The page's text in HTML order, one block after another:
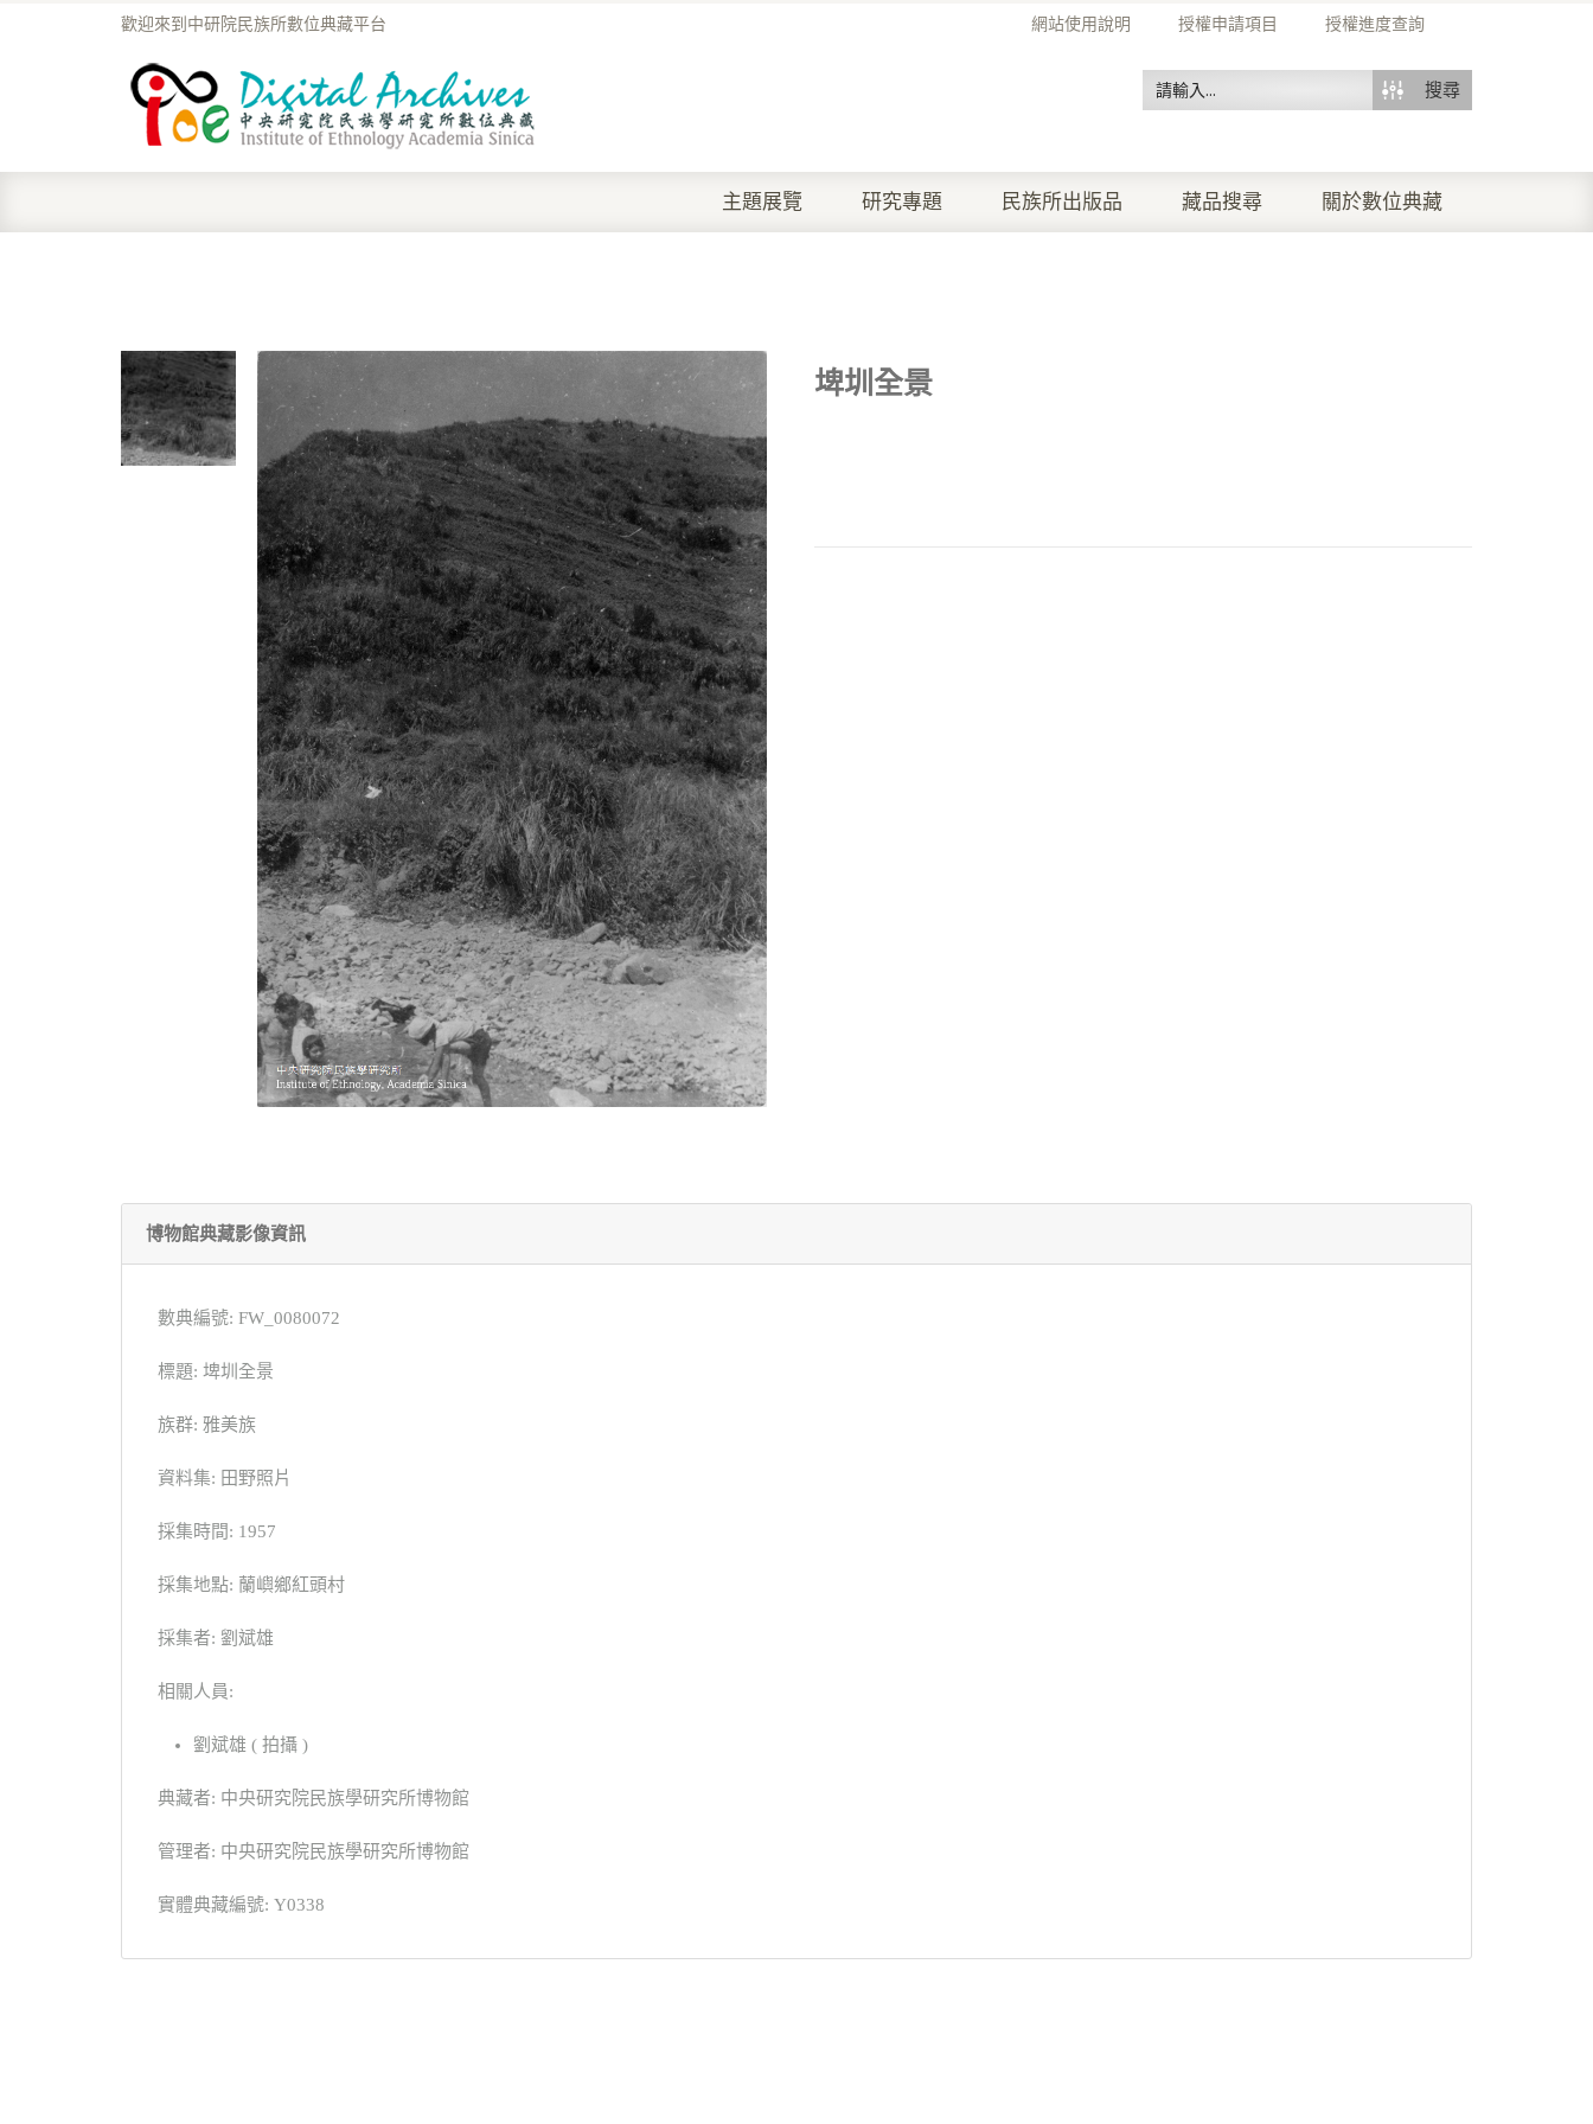
網站使用說明 授權申請項目 授權進度查詢
歡迎來到中研院民族所數位典藏平台
搜尋
主題展覽 研究專題 民族所出版品 藏品搜尋 關於數位典藏
埤圳全景
博物館典藏影像資訊
數典編號: FW_0080072
標題: 埤圳全景
族群: 雅美族
資料集: 田野照片
採集時間: 1957
採集地點: 蘭嶼鄉紅頭村
採集者: 劉斌雄
相關人員:
劉斌雄 ( 拍攝 )
典藏者: 中央研究院民族學研究所博物館
管理者: 中央研究院民族學研究所博物館
實體典藏編號: Y0338